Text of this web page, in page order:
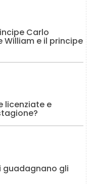
Carlo
William e il principe
licenziate e
guadagnano gli